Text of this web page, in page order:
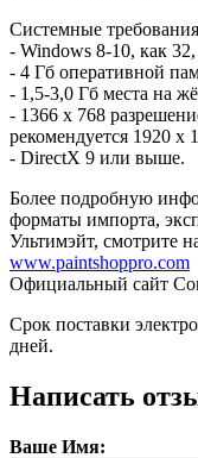
Системные
- Windows 8-10, как 32,
- 4 Гб оперативной
- 1,5-3,0 Гб места на
- 1366 х 768
рекомендуется 1920 x
- DirectX 9 или выше.
Более подробную
форматы импорта,
Ультимэйт, смотрите
www.paintshoppro.com
Официальный сайт
Срок поставки
дней.
Написать
Ваше Имя: